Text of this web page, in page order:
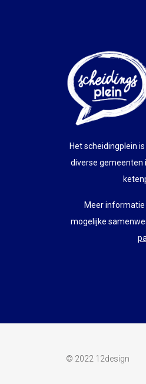
Het scheidingplein
diverse gemeenten
Meer
mogelijke
© 2022 12design